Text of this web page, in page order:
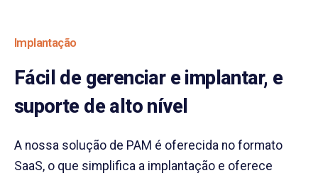
Implantação
Fácil de gerenciar e implantar, e
suporte de alto nível
A nossa solução de PAM é oferecida no formato
SaaS, o que simplifica a implantação e oferece